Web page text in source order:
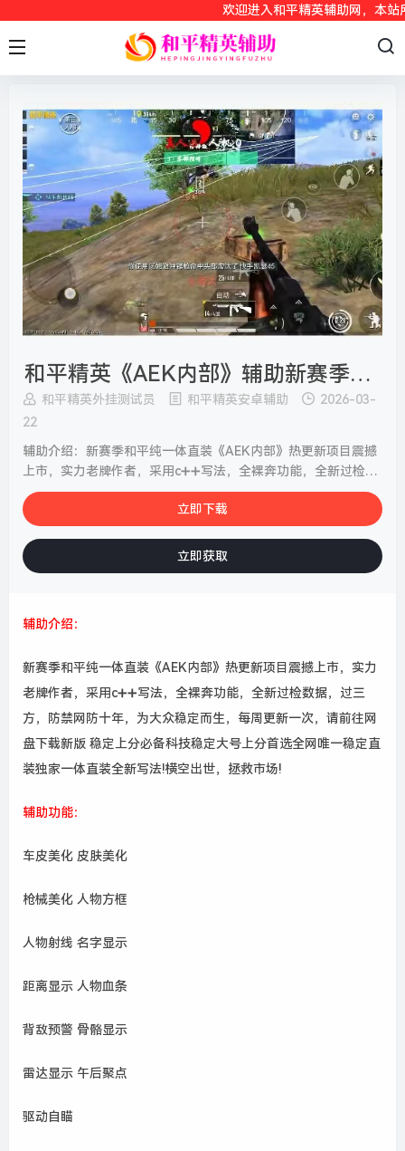
欢迎进入和平精英辅助网，本站
和平精英《AEK内部》辅助新赛季和平纯一体直装热更新项目震撼上市
和平精英外挂测试员 和平精英安卓辅助
2026-03-
22
辅助介绍：新赛季和平纯一体直装《AEK内部》热更新项目震撼
上市，实力老牌作者，采用c➕➕写法，全裸奔功能，全新过检数
据，过三方，...
立即下载
立即获取
辅助介绍：
新赛季和平纯一体直装《AEK内部》热更新项目震撼上市，实力
老牌作者，采用c➕➕写法，全裸奔功能，全新过检数据，过三
方，防禁网防十年，为大众稳定而生，每周更新一次，请前往网
盘下载新版 稳定上分必备科技稳定大号上分首选全网唯一稳定直
装独家一体直装全新写法!横空出世，拯救市场!
辅助功能：
车皮美化 皮肤美化
枪械美化 人物方框
人物射线 名字显示
距离显示 人物血条
背敌预警 骨骼显示
雷达显示 午后聚点
驱动自瞄